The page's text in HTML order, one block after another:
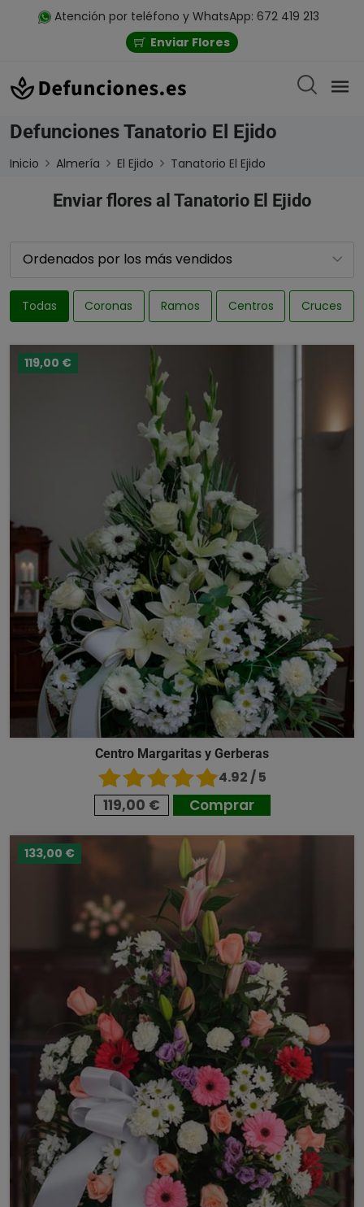
Atención por teléfono y WhatsApp: 672 419 213
Enviar Flores
Defunciones Tanatorio El Ejido
Inicio Almería El Ejido Tanatorio El Ejido
Enviar flores al Tanatorio El Ejido
Todas Coronas Ramos Centros Cruces
119,00 €
Centro Margaritas y Gerberas
4.92 / 5
119,00 € Comprar
133,00 €